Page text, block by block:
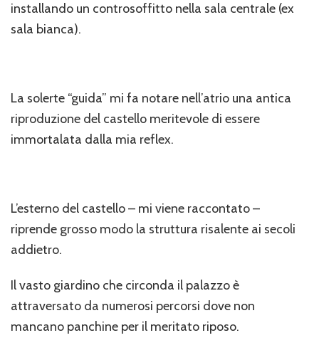
installando un controsoffitto nella sala centrale (ex
sala bianca).
La solerte “guida” mi fa notare nell’atrio una antica
riproduzione del castello meritevole di essere
immortalata dalla mia reflex.
L’esterno del castello – mi viene raccontato –
riprende grosso modo la struttura risalente ai secoli
addietro.
Il vasto giardino che circonda il palazzo è
attraversato da numerosi percorsi dove non
mancano panchine per il meritato riposo.